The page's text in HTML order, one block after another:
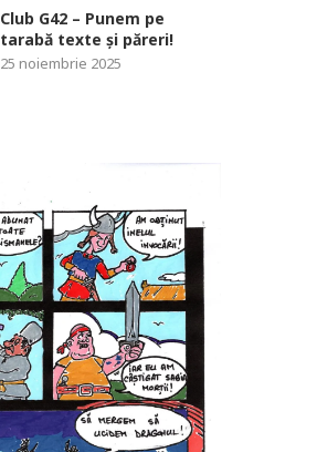
Club G42 – Punem pe
tarabă texte și păreri!
25 noiembrie 2025